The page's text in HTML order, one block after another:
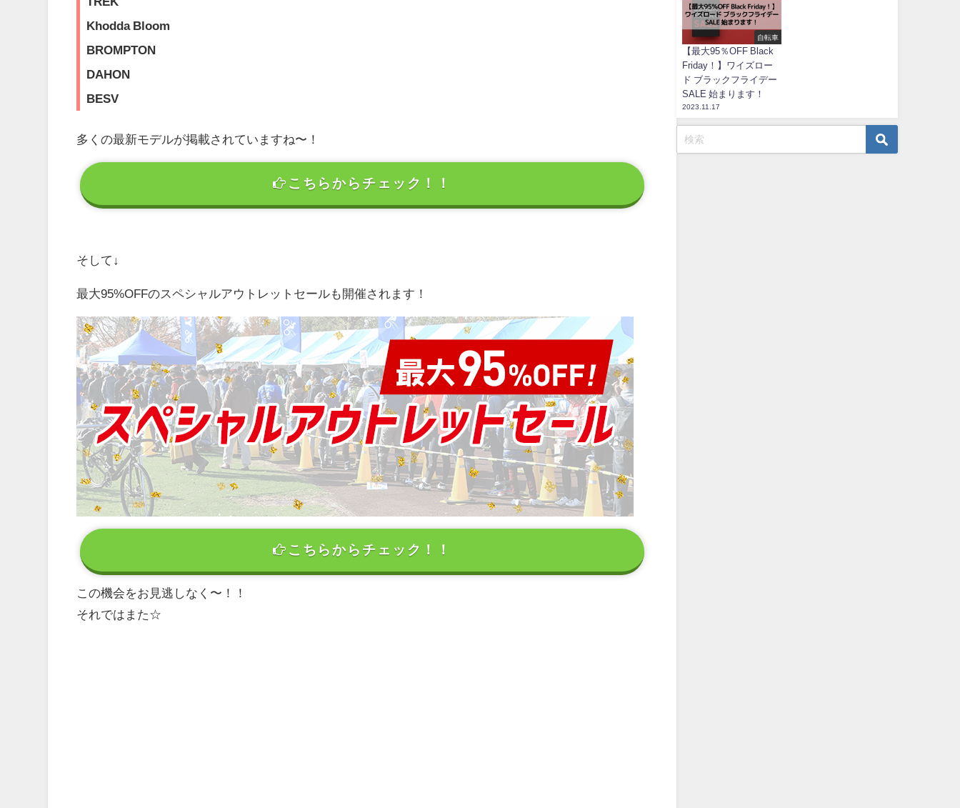
Khodda Bloom
BROMPTON
DAHON
BESV
多くの最新モデルが掲載されていますね〜！
こちらからチェック！！
そして↓
最大95%OFFのスペシャルアウトレットセールも開催されます！
こちらからチェック！！
この機会をお見逃しなく〜！！
それではまた☆
自転車
【最大95％OFF Black
Friday！】ワイズロー
ド ブラックフライデー
SALE 始まります！
2023.11.17